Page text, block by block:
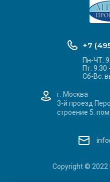
Copyright ©
+7
Пн-ЧТ:
Пт: 9:30
Сб-Вс:
г. Москва
3-й проезд
строение 5.